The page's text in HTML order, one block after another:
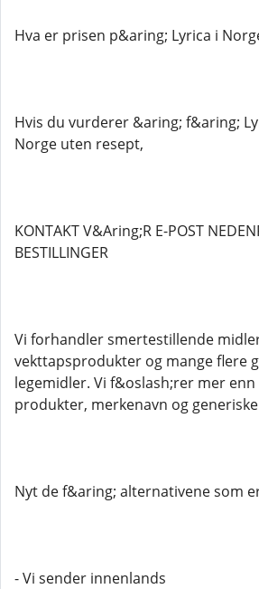
Hva er prisen p&aring; Lyrica i
Hvis du vurderer &aring; f&aring;
Norge uten resept,
KONTAKT V&Aring;R E-POST
BESTILLINGER
Vi forhandler smertestillende
vekttapsprodukter og mange flere
legemidler. Vi f&oslash;rer mer
produkter, merkenavn og
Nyt de f&aring; alternativene som
- Vi sender innenlands